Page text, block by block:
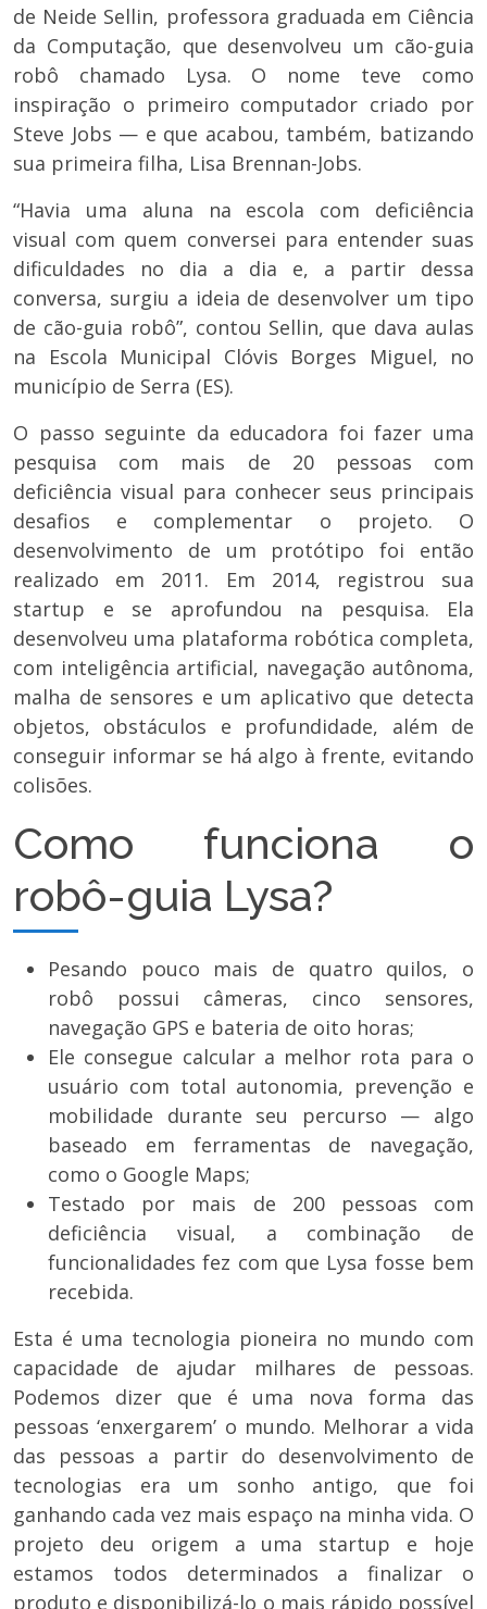
de Neide Sellin, professora graduada em Ciência
da Computação, que desenvolveu um cão-guia
robô chamado Lysa. O nome teve como
inspiração o primeiro computador criado por
Steve Jobs — e que acabou, também, batizando
sua primeira filha, Lisa Brennan-Jobs.
“Havia uma aluna na escola com deficiência
visual com quem conversei para entender suas
dificuldades no dia a dia e, a partir dessa
conversa, surgiu a ideia de desenvolver um tipo
de cão-guia robô”, contou Sellin, que dava aulas
na Escola Municipal Clóvis Borges Miguel, no
município de Serra (ES).
O passo seguinte da educadora foi fazer uma
pesquisa com mais de 20 pessoas com
deficiência visual para conhecer seus principais
desafios e complementar o projeto. O
desenvolvimento de um protótipo foi então
realizado em 2011. Em 2014, registrou sua
startup e se aprofundou na pesquisa. Ela
desenvolveu uma plataforma robótica completa,
com inteligência artificial, navegação autônoma,
malha de sensores e um aplicativo que detecta
objetos, obstáculos e profundidade, além de
conseguir informar se há algo à frente, evitando
colisões.
Como funciona o
robô-guia Lysa?
Pesando pouco mais de quatro quilos, o
robô possui câmeras, cinco sensores,
navegação GPS e bateria de oito horas;
Ele consegue calcular a melhor rota para o
usuário com total autonomia, prevenção e
mobilidade durante seu percurso — algo
baseado em ferramentas de navegação,
como o Google Maps;
Testado por mais de 200 pessoas com
deficiência visual, a combinação de
funcionalidades fez com que Lysa fosse bem
recebida.
Esta é uma tecnologia pioneira no mundo com
capacidade de ajudar milhares de pessoas.
Podemos dizer que é uma nova forma das
pessoas ‘enxergarem’ o mundo. Melhorar a vida
das pessoas a partir do desenvolvimento de
tecnologias era um sonho antigo, que foi
ganhando cada vez mais espaço na minha vida. O
projeto deu origem a uma startup e hoje
estamos todos determinados a finalizar o
produto e disponibilizá-lo o mais rápido possível